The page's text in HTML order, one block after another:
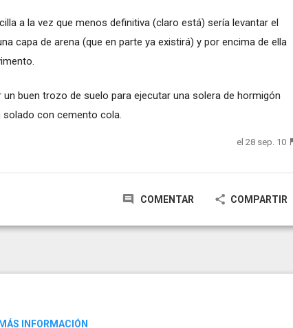
a la vez que menos definitiva (claro está) sería levantar el
capa de arena (que en parte ya existirá) y por encima de ella
buen trozo de suelo para ejecutar una solera de hormigón
solado con cemento cola.
el 28 sep. 10
COMENTAR COMPARTIR
INFORMACIÓN